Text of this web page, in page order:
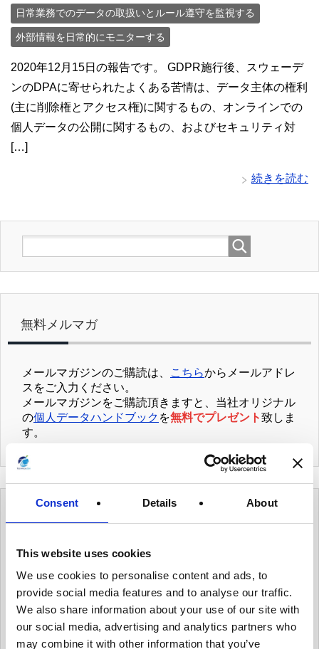
Consent Details About
This website uses cookies
We use cookies to personalise content and ads, to
provide social media features and to analyse our traffic.
We also share information about your use of our site with
our social media, advertising and analytics partners who
may combine it with other information that you’ve
日常業務でのデータの取扱いとルール遵守を監視する
外部情報を日常的にモニターする
2020年12月15日の報告です。 GDPR施行後、スウェーデ
ンのDPAに寄せられたよくある苦情は、データ主体の権利
(主に削除権とアクセス権)に関するもの、オンラインでの
個人データの公開に関するもの、およびセキュリティ対
[…]
続きを読む
無料メルマガ
メールマガジンのご購読は、 こちらからメールアドレ
スをご入力ください。
メールマガジンをご購読頂きますと、当社オリジナル
の個人データハンドブック を無料でプレゼント致しま
す。
カテゴリー
有用情報_ガバナンス体制を整える
有用情報_個人データ台帳の保守、データ移転メ
カニズムの保守